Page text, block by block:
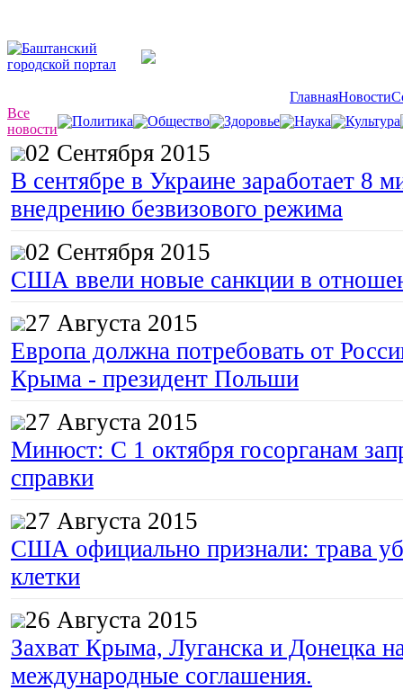
ГлавнаяНовости
Все
новости
Политика Общество Здоровье Наука Культура
02 Сентября 2015
В сентябре в Украине заработает 8
внедрению безвизового режима
02 Сентября 2015
США ввели новые санкции в
27 Августа 2015
Европа должна потребовать от
Крыма - президент Польши
27 Августа 2015
Минюст: С 1 октября госорганам
справки
27 Августа 2015
США официально признали: трава
клетки
26 Августа 2015
Захват Крыма, Луганска и Донецка
международные соглашения.